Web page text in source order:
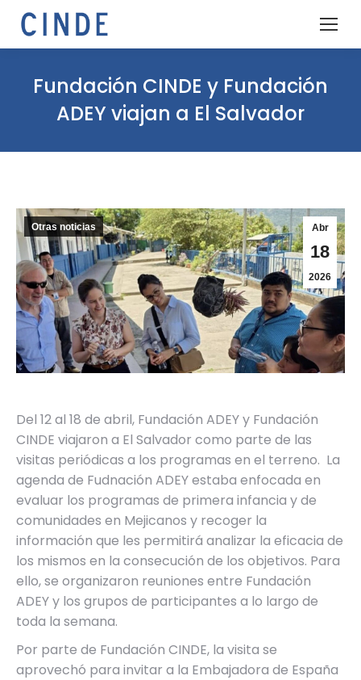
Fundación CINDE y Fundación
ADEY viajan a El Salvador
Abr
18
2026
Otras noticias
Del 12 al 18 de abril, Fundación ADEY y Fundación
CINDE viajaron a El Salvador como parte de las
visitas periódicas a los programas en el terreno. La
agenda de Fudnación ADEY estaba enfocada en
evaluar los programas de primera infancia y de
comunidades en Mejicanos y recoger la
información que les permitirá analizar la eficacia de
los mismos en la consecución de los objetivos. Para
ello, se organizaron reuniones entre Fundación
ADEY y los grupos de participantes a lo largo de
toda la semana.
Por parte de Fundación CINDE, la visita se
aprovechó para invitar a la Embajadora de España